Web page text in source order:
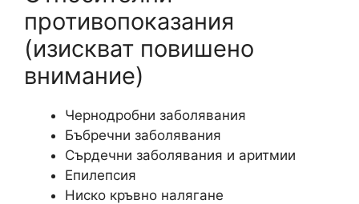
противопоказания
(изискват повишено
внимание)
Чернодробни заболявания
Бъбречни заболявания
Сърдечни заболявания и аритмии
Епилепсия
Ниско кръвно налягане